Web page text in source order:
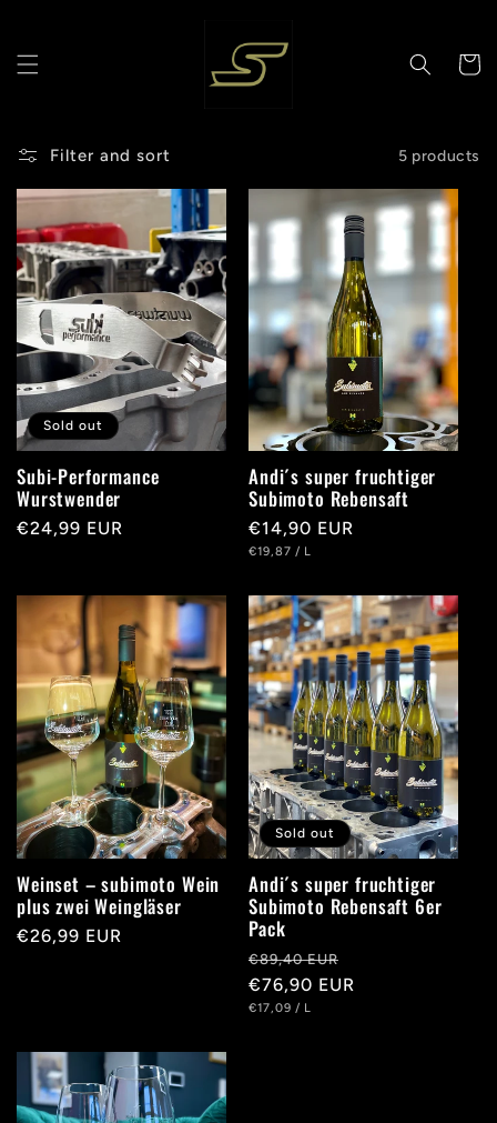
Cart
Filter and sort 5 products
Sold out
Subi-Performance
Wurstwender
Regular
€24,99 EUR
Andi´s super fruchtiger
Subimoto Rebensaft
Regular
price
€14,90 EUR
UNIT
€19,87 / PER
L
Weinset – subimoto Wein
plus zwei Weingläser
Regular
€26,99 EUR
Sold out
Andi´s super fruchtiger
Subimoto Rebensaft 6er
Pack
Regular
price
€89,40 EUR
price
€76,90 EUR
UNIT
€17,09 / PER
L